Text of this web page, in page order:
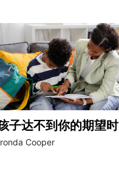
子达不到你的期望时
Cooper